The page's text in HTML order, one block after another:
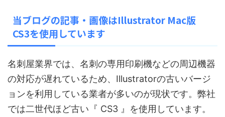
当ブログの記事・画像はIllustrator Mac版
CS3を使用しています
名刺屋業界では、名刺の専用印刷機などの周辺機器
の対応が遅れているため、Illustratorの古いバージ
ョンを利用している業者が多いのが現状です。弊社
では二世代ほど古い『 CS3 』を使用しています。